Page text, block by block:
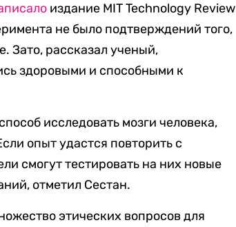
издание MIT Technology Review
не было подтверждений того,
Зато, рассказал ученый,
здоровыми и способными к
исследовать мозги человека,
опыт удастся повторить с
смогут тестировать на них новые
отметил Сестан.
этических вопросов для